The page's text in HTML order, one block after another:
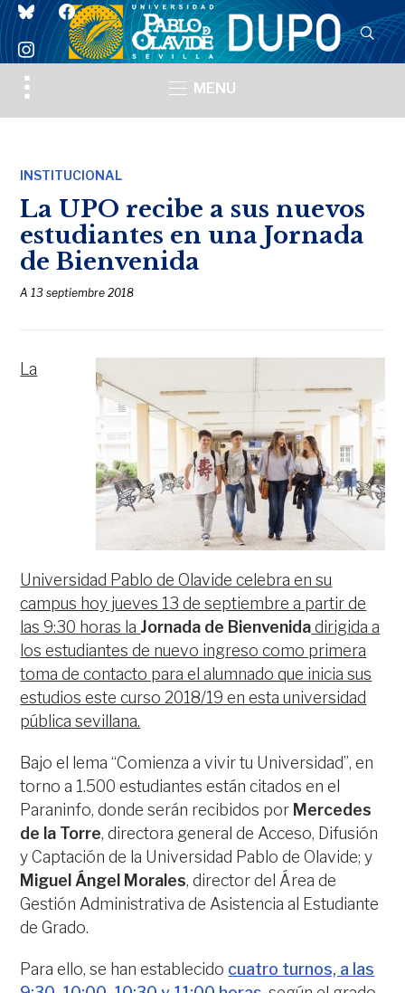
blueskyfacebook
instagram
Toggle
sidebar
MENU
INSTITUCIONAL
La UPO recibe a sus nuevos
estudiantes en una Jornada
de Bienvenida
A13 septiembre 2018
La
Universidad Pablo de Olavide celebra en su
campus hoy jueves 13 de septiembre a partir de
las 9:30 horas la Jornada de Bienvenidadirigida a
los estudiantes de nuevo ingreso como primera
toma de contacto para el alumnado que inicia sus
estudios este curso 2018/19 en esta universidad
pública sevillana.
Bajo el lema “Comienza a vivir tu Universidad”, en
torno a 1.500 estudiantes están citados en el
Paraninfo, donde serán recibidos por Mercedes
de la Torre, directora general de Acceso, Difusión
y Captación de la Universidad Pablo de Olavide; y
Miguel Ángel Morales, director del Área de
Gestión Administrativa de Asistencia al Estudiante
de Grado.
Para ello, se han establecido cuatro turnos, a las